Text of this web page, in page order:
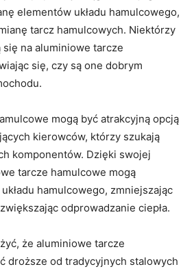
elementów układu hamulcowego,
tarcz hamulcowych. Niektórzy
‌się na aluminiowe tarcze‌
się, czy są one dobrym
mogą być atrakcyjną opcją
kierowców, którzy szukają
komponentów. Dzięki swojej
‌tarcze hamulcowe mogą‌
hamulcowego,⁣ zmniejszając
odprowadzanie ciepła.
że aluminiowe tarcze
droższe ⁤od tradycyjnych stalowych